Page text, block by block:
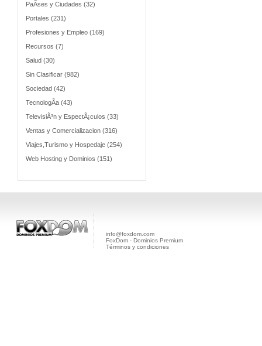
PaÃ­ses y Ciudades (32)
Portales (231)
Profesiones y Empleo (169)
Recursos (7)
Salud (30)
Sin Clasificar (982)
Sociedad (42)
TecnologÃ­a (43)
TelevisiÃ³n y EspectÃ¡culos (33)
Ventas y Comercializacion (316)
Viajes,Turismo y Hospedaje (254)
Web Hosting y Dominios (151)
info@foxdom.com
FoxDom - Dominios Premium
Términos y condiciones